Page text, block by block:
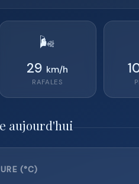
🌬️
29 km/h
RAFALES
aujourd'hui
(°C)